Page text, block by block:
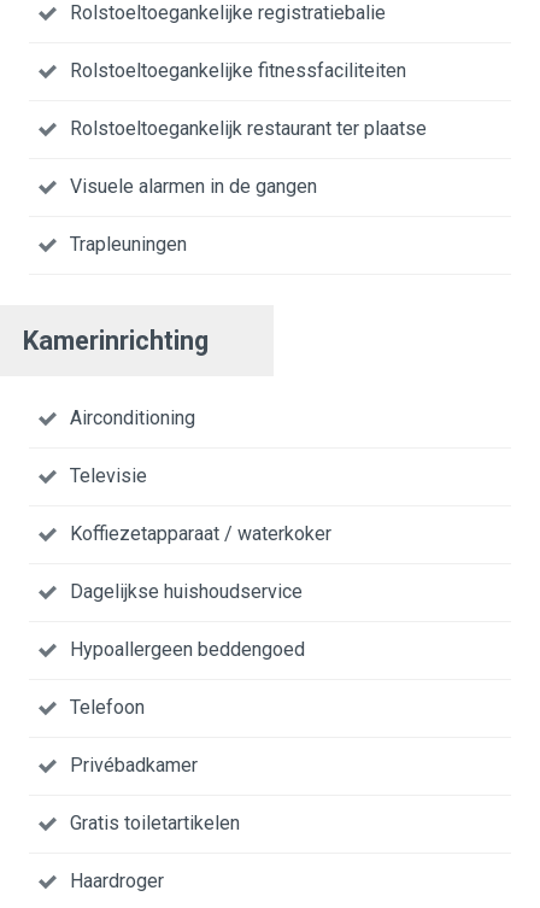
Rolstoeltoegankelijke registratiebalie
Rolstoeltoegankelijke fitnessfaciliteiten
Rolstoeltoegankelijk restaurant ter plaatse
Visuele alarmen in de gangen
Trapleuningen
Kamerinrichting
Airconditioning
Televisie
Koffiezetapparaat / waterkoker
Dagelijkse huishoudservice
Hypoallergeen beddengoed
Telefoon
Privébadkamer
Gratis toiletartikelen
Haardroger